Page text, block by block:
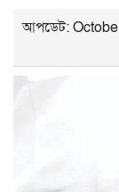
আপডেট: